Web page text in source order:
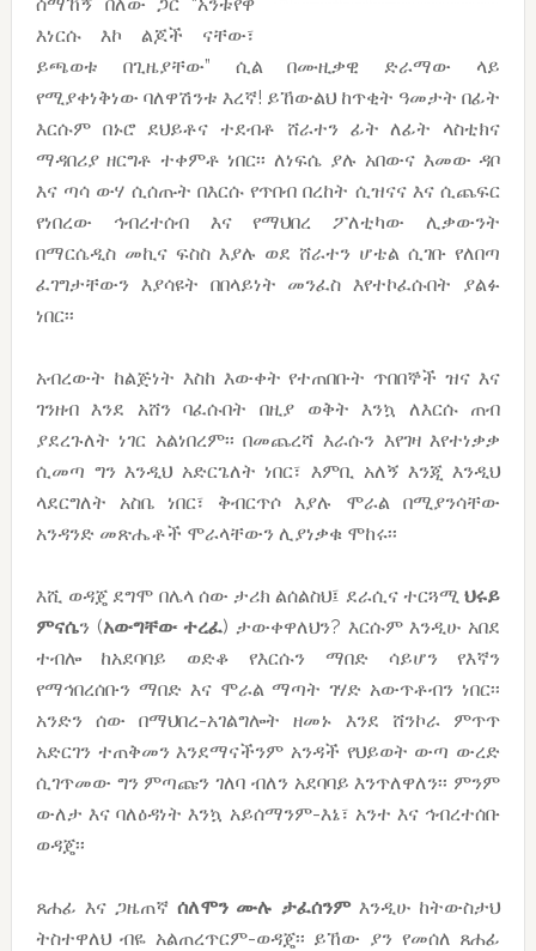
እነርሱ እኮ ልጆች ናቸው፣
ይጫወቱ በጊዜያቸው” ሲል በሙዚቃዊ ድራማው ላይ
የሚያቀነቅነው ባለዋሽንቱ እረኛ! ይኸውልህ ከጥቂት ዓመታት በፊት
እርሱም በኑሮ ደህይቶና ተደብቶ ሸራተን ፊት ለፊት ላስቲክና
ማዳበሪያ ዘርግቶ ተቀምቶ ነበር፡፡ ለነፍሴ ያሉ አበውና እመው ዳቦ
እና ጣሳ ውሃ ሲሰጡት በእርሱ የጥበብ በረከት ሲዝናና እና ሲጨፍር
የነበረው ኅብረተሰብ እና የማህበረ ፖለቲካው ሊቃውንት
በማርሴዲስ መኪና ፍስስ እያሉ ወደ ሸራተን ሆቴል ሲገቡ የለበጣ
ፈገግታቸውን እያሳዩት በበላይነት መንፈስ እየተኮፈሱበት ያልፉ
ነበር፡፡
አብረውት ከልጅነት እስከ እውቀት የተጠበቡት ጥበበኞች ዝና እና
ገንዘብ እንደ አሸን ባፈሱበት በዚያ ወቅት እንኳ ለእርሱ ጠብ
ያደረጉለት ነገር አልነበረም፡፡ በመጨረሻ እራሱን እየገዛ እየተነቃቃ
ሲመጣ ግን እንዲህ አድርጌለት ነበር፣ እምቢ አለኝ እንጂ እንዲህ
ላደርግለት አስቤ ነበር፣ ቅብርጥሶ እያሉ ሞራል በሚያንሳቸው
አንዳንድ መጽሔቶች ሞራላቸውን ሊያነቃቁ ሞከሩ፡፡
እሺ ወዳጄ ደግሞ በሌላ ሰው ታሪክ ልሰልስህ፤ ደራሲና ተርጓሚህሩይ
ምናሴን (አውግቸው ተረፈ) ታውቀዋለህን? እርሱም እንዲሁ አበደ
ተብሎ ከአደባባይ ወድቆ የእርሱን ማበድ ሳይሆን የእኛን
የማኅበረሰቡን ማበድ እና ሞራል ማጣት ገሃድ አውጥቶብን ነበር፡፡
አንድን ሰው በማህበረ-አገልግሎት ዘመኑ እንደ ሸንኮራ ምጥጥ
አድርገን ተጠቅመን እንደማናችንም አንዳች የህይወት ውጣ ውረድ
ሲገጥመው ግን ምጣጩን ገለባ ብለን አደባባይ እንጥለዋለን፡፡ ምንም
ውለታ እና ባለዕዳነት እንኳ አይሰማንም-እኔ፣ አንተ እና ኅብረተሰቡ
ወዳጄ፡፡
ጸሐፊ እና ጋዜጠኛ ሰለሞን ሙሉ ታፈሰንምእንዲሁ ከትውስታህ
ትስተዋለህ ብዬ አልጠረጥርም-ወዳጄ፡፡ ይኸው ያን የመሰለ ጸሐፊ